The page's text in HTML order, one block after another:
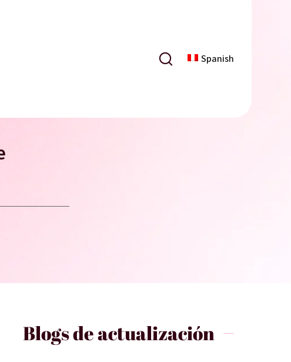
Spanish
la forma de los ojos
Blogs de actualización